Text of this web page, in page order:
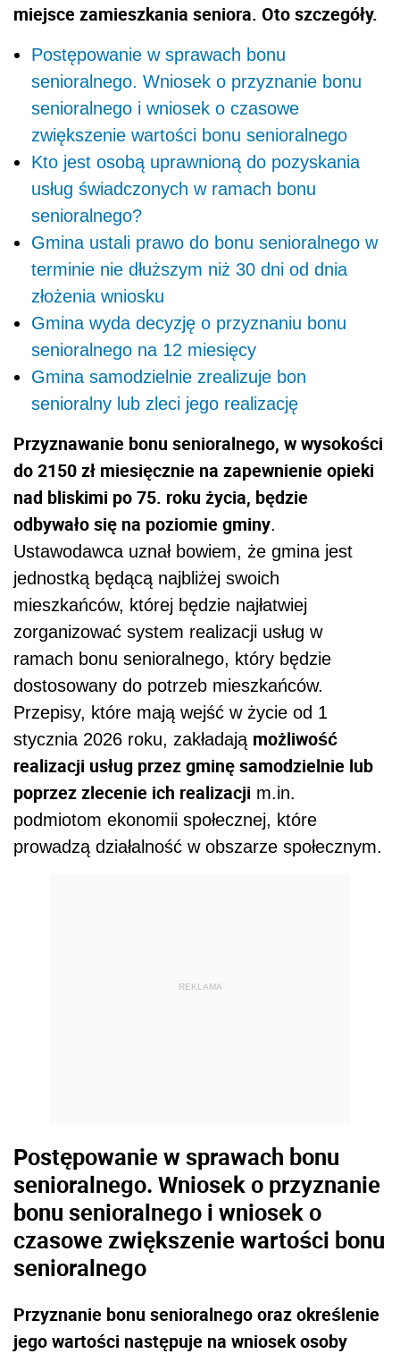
miejsce zamieszkania seniora. Oto szczegóły.
Postępowanie w sprawach bonu
senioralnego. Wniosek o przyznanie bonu
senioralnego i wniosek o czasowe
zwiększenie wartości bonu senioralnego
Kto jest osobą uprawnioną do pozyskania
usług świadczonych w ramach bonu
senioralnego?
Gmina ustali prawo do bonu senioralnego w
terminie nie dłuższym niż 30 dni od dnia
złożenia wniosku
Gmina wyda decyzję o przyznaniu bonu
senioralnego na 12 miesięcy
Gmina samodzielnie zrealizuje bon
senioralny lub zleci jego realizację
Przyznawanie bonu senioralnego, w wysokości
do 2150 zł miesięcznie na zapewnienie opieki
nad bliskimi po 75. roku życia, będzie
odbywało się na poziomie gminy.
Ustawodawca uznał bowiem, że gmina jest
jednostką będącą najbliżej swoich
mieszkańców, której będzie najłatwiej
zorganizować system realizacji usług w
ramach bonu senioralnego, który będzie
dostosowany do potrzeb mieszkańców.
Przepisy, które mają wejść w życie od 1
stycznia 2026 roku, zakładają możliwość
realizacji usług przez gminę samodzielnie lub
poprzez zlecenie ich realizacji m.in.
podmiotom ekonomii społecznej, które
prowadzą działalność w obszarze społecznym.
REKLAMA
Postępowanie w sprawach bonu
senioralnego. Wniosek o przyznanie
bonu senioralnego i wniosek o
czasowe zwiększenie wartości bonu
senioralnego
Przyznanie bonu senioralnego oraz określenie
jego wartości następuje na wniosek osoby